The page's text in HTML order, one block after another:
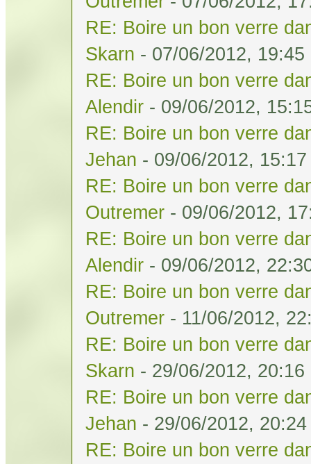
RE: Boire un bon verre
Skarn - 07/06/2012, 19:45
RE: Boire un bon verre
Alendir - 09/06/2012,
RE: Boire un bon verre
Jehan - 09/06/2012, 15:17
RE: Boire un bon verre
Outremer - 09/06/2012,
RE: Boire un bon verre
Alendir - 09/06/2012,
RE: Boire un bon verre
Outremer - 11/06/2012,
RE: Boire un bon verre
Skarn - 29/06/2012, 20:16
RE: Boire un bon verre
Jehan - 29/06/2012, 20:24
RE: Boire un bon verre